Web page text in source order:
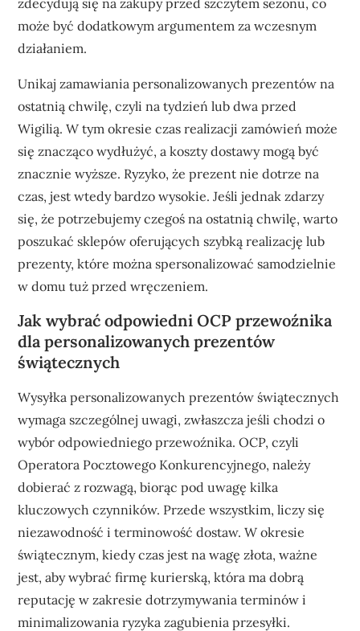
zdecydują się na zakupy przed szczytem sezonu, co
może być dodatkowym argumentem za wczesnym
działaniem.
Unikaj zamawiania personalizowanych prezentów na
ostatnią chwilę, czyli na tydzień lub dwa przed
Wigilią. W tym okresie czas realizacji zamówień może
się znacząco wydłużyć, a koszty dostawy mogą być
znacznie wyższe. Ryzyko, że prezent nie dotrze na
czas, jest wtedy bardzo wysokie. Jeśli jednak zdarzy
się, że potrzebujemy czegoś na ostatnią chwilę, warto
poszukać sklepów oferujących szybką realizację lub
prezenty, które można spersonalizować samodzielnie
w domu tuż przed wręczeniem.
Jak wybrać odpowiedni OCP przewoźnika
dla personalizowanych prezentów
świątecznych
Wysyłka personalizowanych prezentów świątecznych
wymaga szczególnej uwagi, zwłaszcza jeśli chodzi o
wybór odpowiedniego przewoźnika. OCP, czyli
Operatora Pocztowego Konkurencyjnego, należy
dobierać z rozwagą, biorąc pod uwagę kilka
kluczowych czynników. Przede wszystkim, liczy się
niezawodność i terminowość dostaw. W okresie
świątecznym, kiedy czas jest na wagę złota, ważne
jest, aby wybrać firmę kurierską, która ma dobrą
reputację w zakresie dotrzymywania terminów i
minimalizowania ryzyka zagubienia przesyłki.